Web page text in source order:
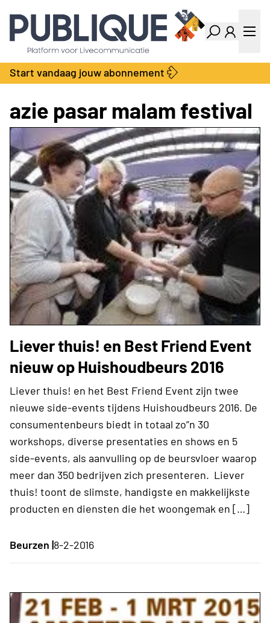
Industry Dashboard
Vacatures
Kalender
Producten
Bedrijvengids
Locatie Finder
Contact
Over ons
Adverteren
Abonnementen
Start vandaag jouw abonnement
azie pasar malam festival
Liever thuis! en Best Friend Event
nieuw op Huishoudbeurs 2016
Liever thuis! en het Best Friend Event zijn twee
nieuwe side-events tijdens Huishoudbeurs 2016. De
consumentenbeurs biedt in totaal zo”n 30
workshops, diverse presentaties en shows en 5
side-events, als aanvulling op de beursvloer waarop
meer dan 350 bedrijven zich presenteren. Liever
thuis! toont de slimste, handigste en makkelijkste
producten en diensten die het woongemak en […]
Beurzen |8-2-2016